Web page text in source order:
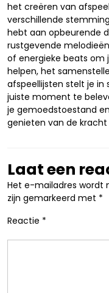
het creëren van
verschillende
hebt aan opbeurende
rustgevende
of energieke beats om
helpen, het
afspeellijsten stelt je
juiste moment te
je gemoedstoestand
genieten van de kracht
Laat een
Het e-mailadres wordt
zijn gemarkeerd met *
Reactie *